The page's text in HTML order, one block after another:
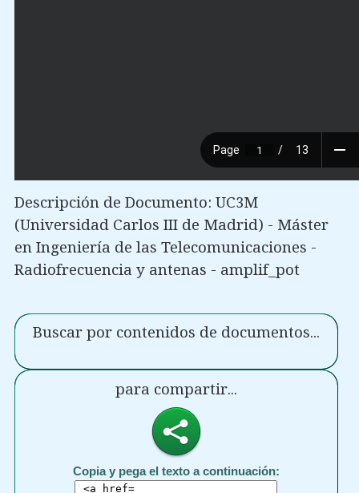
Descripción de Documento: UC3M
(Universidad Carlos III de Madrid) - Máster
en Ingeniería de las Telecomunicaciones -
Radiofrecuencia y antenas - amplif_pot
Buscar por contenidos de documentos...
para compartir...
Copia y pega el texto a continuación: